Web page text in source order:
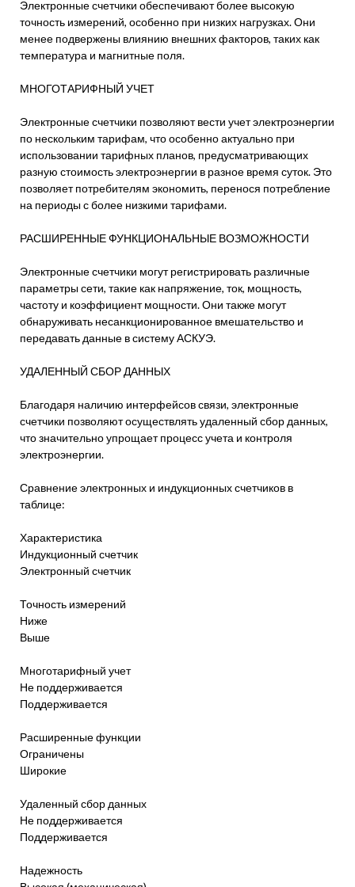
Электронные счетчики обеспечивают более высокую
точность измерений, особенно при низких нагрузках. Они
менее подвержены влиянию внешних факторов, таких как
температура и магнитные поля.
МНОГОТАРИФНЫЙ УЧЕТ
Электронные счетчики позволяют вести учет электроэнергии
по нескольким тарифам, что особенно актуально при
использовании тарифных планов, предусматривающих
разную стоимость электроэнергии в разное время суток. Это
позволяет потребителям экономить, перенося потребление
на периоды с более низкими тарифами.
РАСШИРЕННЫЕ ФУНКЦИОНАЛЬНЫЕ ВОЗМОЖНОСТИ
Электронные счетчики могут регистрировать различные
параметры сети, такие как напряжение, ток, мощность,
частоту и коэффициент мощности. Они также могут
обнаруживать несанкционированное вмешательство и
передавать данные в систему АСКУЭ.
УДАЛЕННЫЙ СБОР ДАННЫХ
Благодаря наличию интерфейсов связи, электронные
счетчики позволяют осуществлять удаленный сбор данных,
что значительно упрощает процесс учета и контроля
электроэнергии.
Сравнение электронных и индукционных счетчиков в
таблице:
Характеристика
Индукционный счетчик
Электронный счетчик
Точность измерений
Ниже
Выше
Многотарифный учет
Не поддерживается
Поддерживается
Расширенные функции
Ограничены
Широкие
Удаленный сбор данных
Не поддерживается
Поддерживается
Надежность